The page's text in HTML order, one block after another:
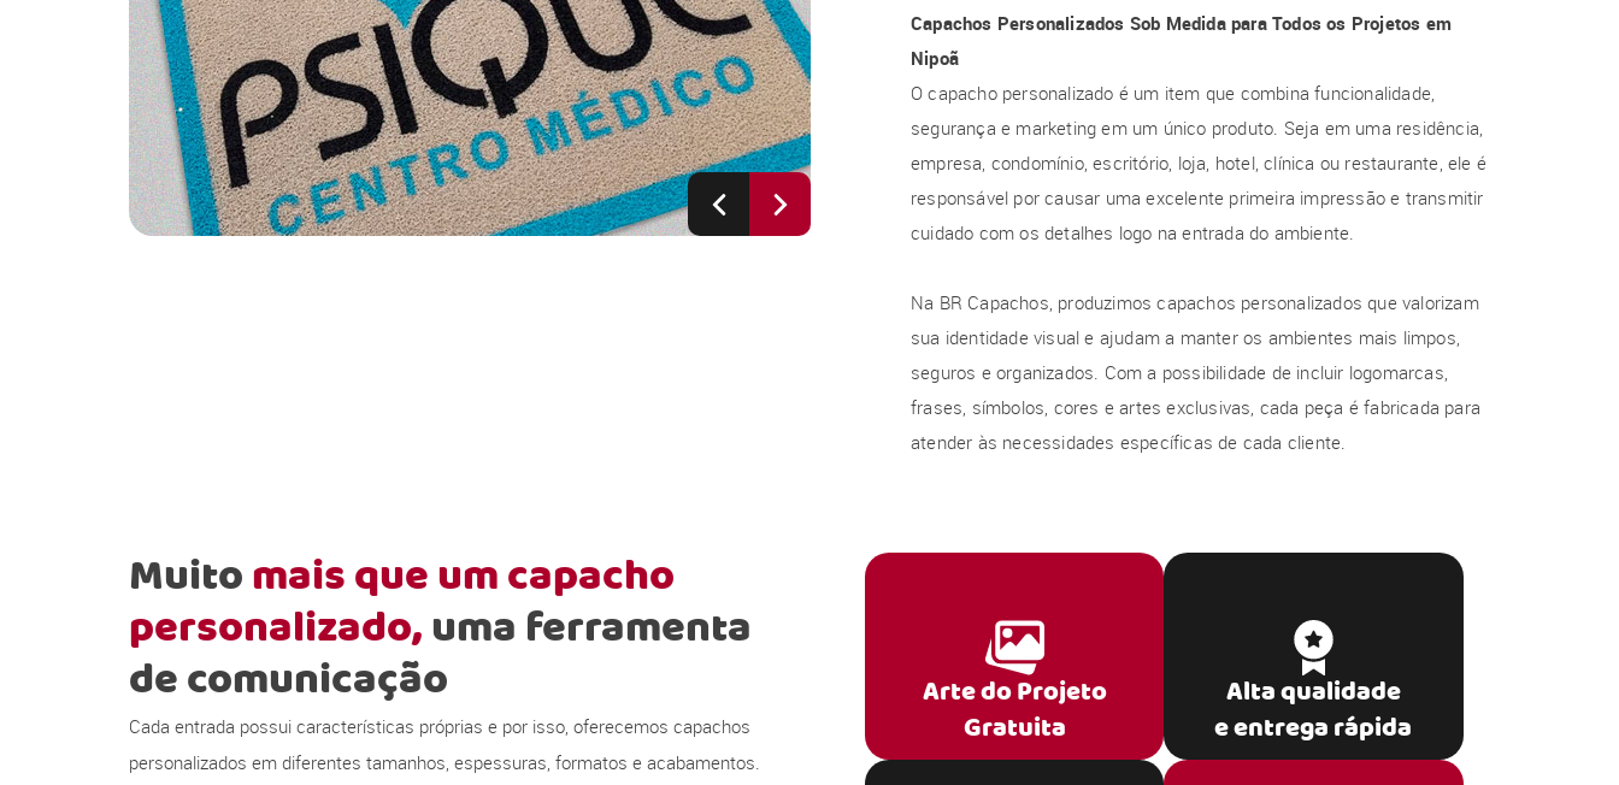
Capachos Personalizados Sob Medida para Todos os Projetos em
Nipoã
O capacho personalizado é um item que combina funcionalidade,
segurança e marketing em um único produto. Seja em uma residência,
empresa, condomínio, escritório, loja, hotel, clínica ou restaurante, ele é
responsável por causar uma excelente primeira impressão e transmitir
cuidado com os detalhes logo na entrada do ambiente.
Na BR Capachos, produzimos capachos personalizados que valorizam
sua identidade visual e ajudam a manter os ambientes mais limpos,
seguros e organizados. Com a possibilidade de incluir logomarcas,
frases, símbolos, cores e artes exclusivas, cada peça é fabricada para
atender às necessidades específicas de cada cliente.
Muitomais que um capacho
personalizado,uma ferramenta
de comunicação
Cada entrada possui características próprias e por isso, oferecemos capachos
personalizados em diferentes tamanhos, espessuras, formatos e acabamentos.
Arte do Projeto
Gratuita
Alta qualidade
e entrega rápida